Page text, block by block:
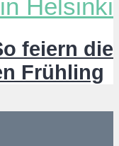
feiern die
Frühling